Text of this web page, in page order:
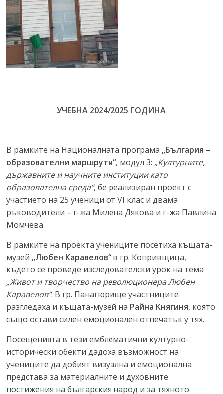
УЧЕБНА 2024/2025 ГОДИНА
В рамките на Националната програма „България –
образователни маршрути“, модул 3: „Културните,
държавните и научните институции като
образователна среда“, бе реализиран проект с
участието на 25 ученици от VI клас и двама
ръководители – г-жа Милена Дякова и г-жа Павлина
Момчева.
В рамките на проекта учениците посетиха къщата-
музей „Любен Каравелов“ в гр. Копривщица,
където се проведе изследователски урок на тема
„Живот и творчество на революционера Любен
Каравелов“. В гр. Панагюрище участниците
разгледаха и къщата-музей на Райна Княгиня, която
също остави силен емоционален отпечатък у тях.
Посещенията в тези емблематични културно-
исторически обекти дадоха възможност на
учениците да добият визуална и емоционална
представа за материалните и духовните
постижения на българския народ и за тяхното